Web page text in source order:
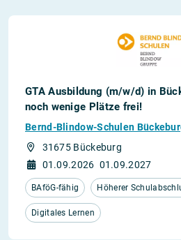
GTA Ausbildung (m/w/d) in
noch wenige Plätze frei!
Bernd-Blindow-Schulen
31675 Bückeburg
01.09.2026 01.09.2027
BAföG-fähig Höherer
Digitales Lernen